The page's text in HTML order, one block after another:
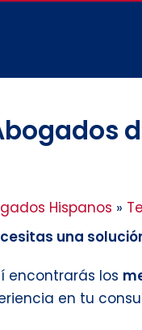
Hispanos »
una
encontrarás los
en tu